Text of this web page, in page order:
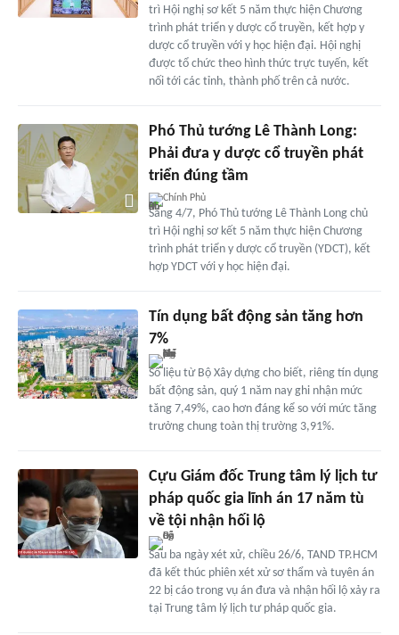
trì Hội nghị sơ kết 5 năm thực hiện Chương
trình phát triển y dược cổ truyền, kết hợp y
dược cổ truyền với y học hiện đại. Hội nghị
được tổ chức theo hình thức trực tuyến, kết
nối tới các tỉnh, thành phố trên cả nước.
Phó Thủ tướng Lê Thành Long:
Phải đưa y dược cổ truyền phát
triển đúng tầm
Chính Phủ
Sáng 4/7, Phó Thủ tướng Lê Thành Long chủ
trì Hội nghị sơ kết 5 năm thực hiện Chương
trình phát triển y dược cổ truyền (YDCT), kết
hợp YDCT với y học hiện đại.
Tín dụng bất động sản tăng hơn
7%
Số liệu từ Bộ Xây dựng cho biết, riêng tín dụng
bất động sản, quý 1 năm nay ghi nhận mức
tăng 7,49%, cao hơn đáng kể so với mức tăng
trưởng chung toàn thị trường 3,91%.
Cựu Giám đốc Trung tâm lý lịch tư
pháp quốc gia lĩnh án 17 năm tù
về tội nhận hối lộ
Sau ba ngày xét xử, chiều 26/6, TAND TP.HCM
đã kết thúc phiên xét xử sơ thẩm và tuyên án
22 bị cáo trong vụ án đưa và nhận hối lộ xảy ra
tại Trung tâm lý lịch tư pháp quốc gia.